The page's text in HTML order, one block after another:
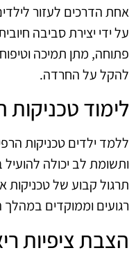
אחת הדרכים לעזור
על ידי יצירת סביבה
פתוחה, מתן תמיכה
להקל על החרדה.
לימוד טכניקות
ללמד ילדים טכניקות
ותשומת לב יכולה
תרגול קבוע של טכניקות
רגועים וממוקדים במהלך
הצבת ציפיות